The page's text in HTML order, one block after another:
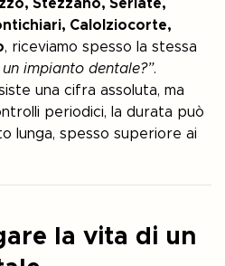
Stezzano, Seriate,
Calolziocorte,
, riceviamo spesso la stessa
impianto dentale?”.
una cifra assoluta, ma
periodici, la durata può
lunga, spesso superiore ai
la vita di un